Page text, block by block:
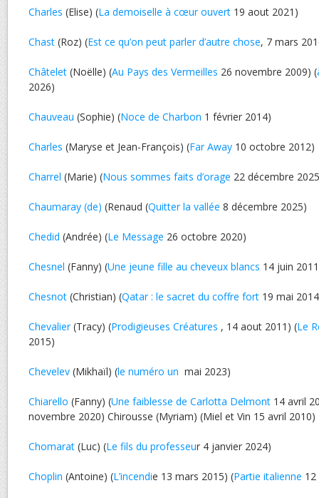
Charles (Elise) (La demoiselle à cœur ouvert 19 aout 2021)
Chast (Roz) (Est ce qu’on peut parler d’autre chose, 7 mars
Châtelet (Noëlle) (Au Pays des Vermeilles 26 novembre 2009) (
2026)
Chauveau (Sophie) (Noce de Charbon 1 février 2014)
Charles (Maryse et Jean-François) (Far Away 10 octobre 2012)
Charrel (Marie) (Nous sommes faits d’orage 22 décembre
Chaumaray (de) (Renaud (Quitter la vallée 8 décembre 2025)
Chedid (Andrée) (Le Message 26 octobre 2020)
Chesnel (Fanny) (Une jeune fille au cheveux blancs 14 juin
Chesnot (Christian) (Qatar : le sacret du coffre fort 19 mai
Chevalier(Tracy) (Prodigieuses Créatures , 14 aout 2011) (Le
2015)
Chevelev (Mikhaïl) (le numéro un mai 2023)
Chiarello (Fanny) (Une faiblesse de Carlotta Delmont 14 avril
novembre 2020) Chirousse (Myriam) (Miel et Vin 15 avril 2010)
Chomarat (Luc) (Le fils du professeur 4 janvier 2024)
Choplin (Antoine) (L’incendie 13 mars 2015) (Partie italienne